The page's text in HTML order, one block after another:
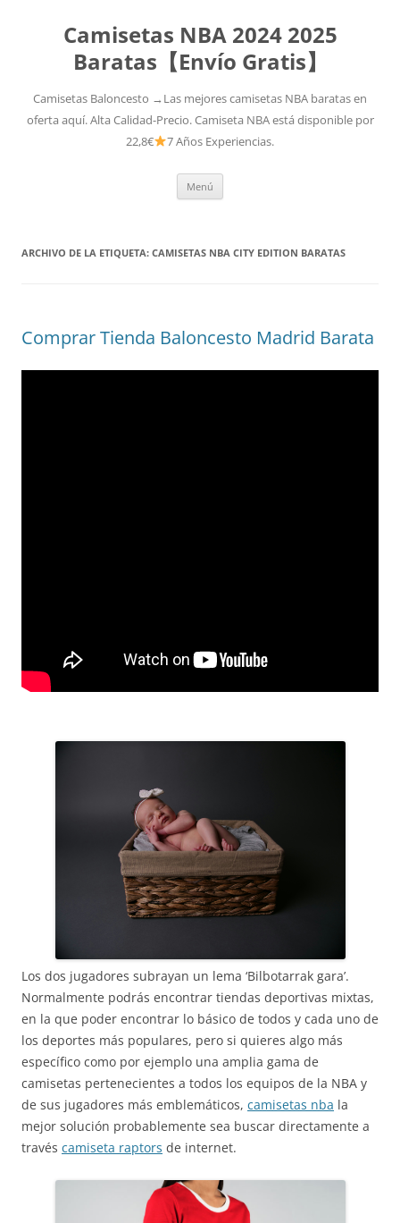
Camisetas NBA 2024 2025
Baratas【Envío Gratis】
Camisetas Baloncesto →Las mejores camisetas NBA baratas en
oferta aquí. Alta Calidad-Precio. Camiseta NBA está disponible por
22,8€
7 Años Experiencias.
Menú
ARCHIVO DE LA ETIQUETA: CAMISETAS NBA CITY EDITION BARATAS
Comprar Tienda Baloncesto Madrid Barata
Los dos jugadores subrayan un lema ‘Bilbotarrak gara’.
Normalmente podrás encontrar tiendas deportivas mixtas,
en la que poder encontrar lo básico de todos y cada uno de
los deportes más populares, pero si quieres algo más
específico como por ejemplo una amplia gama de
camisetas pertenecientes a todos los equipos de la NBA y
de sus jugadores más emblemáticos, camisetas nba la
mejor solución probablemente sea buscar directamente a
través camiseta raptors de internet.